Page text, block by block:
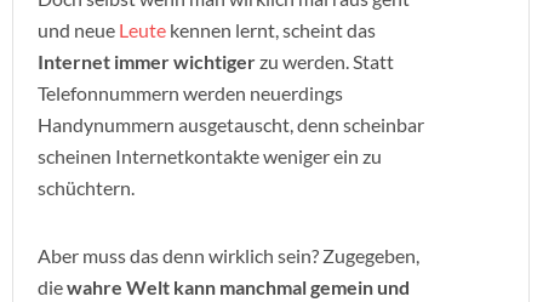
und neue Leute kennen lernt, scheint das
Internet immer wichtigerzu werden. Statt
Telefonnummern werden neuerdings
Handynummern ausgetauscht, denn scheinbar
scheinen Internetkontakte weniger ein zu
schüchtern.
Aber muss das denn wirklich sein? Zugegeben,
diewahre Welt kann manchmal gemein und